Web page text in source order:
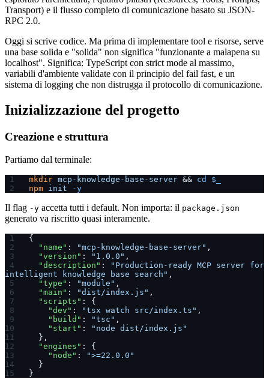
Transport) e il flusso completo di comunicazione basato su JSON-
RPC 2.0.
Oggi si scrive codice. Ma prima di implementare tool e risorse, serve
una base solida e "solida" non significa "funzionante a malapena su
localhost". Significa: TypeScript con strict mode al massimo,
variabili d'ambiente validate con il principio del fail fast, e un
sistema di logging che non distrugga il protocollo di comunicazione.
Inizializzazione del progetto
Creazione e struttura
Partiamo dal terminale:
mkdir mcp-knowledge-base-server && cd
$_
npm init -y
Il flag -y accetta tutti i default. Non importa: il package.json
generato va riscritto quasi interamente.
{
  "name"
: "mcp-knowledge-base-server" ,
  "version"
: "1.0.0" ,
  "description"
:
"Production-ready MCP server for
intelligent knowledge base search" ,
  "type"
: "module" ,
  "main"
: "dist/index.js" ,
  "scripts"
: {
    "dev"
: "tsx watch src/index.ts" ,
    "build"
: "tsc" ,
    "start"
:
"node dist/index.js"
  },
  "engines"
: {
    "node"
:
">=22.0.0"
  }
}